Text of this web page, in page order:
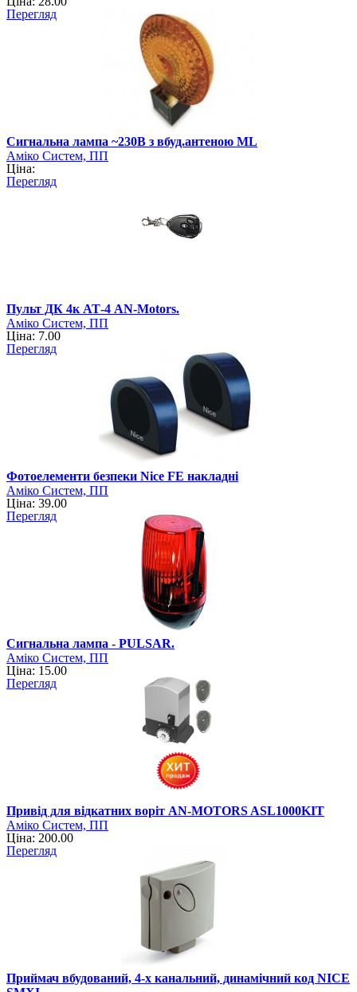
Перегляд
Cигнальна лампа ~230B з вбуд.антеною ML
Аміко Систем, ПП
Ціна:
Перегляд
Пульт ДК 4к АТ-4 AN-Motors.
Аміко Систем, ПП
Ціна: 7.00
Перегляд
Фотоелементи безпеки Nice FE накладні
Аміко Систем, ПП
Ціна: 39.00
Перегляд
Сигнальна лампа - PULSAR.
Аміко Систем, ПП
Ціна: 15.00
Перегляд
Привід для відкатних воріт AN-MOTORS ASL1000KIT
Аміко Систем, ПП
Ціна: 200.00
Перегляд
Приймач вбудований, 4-х канальний, динамічний код NICE